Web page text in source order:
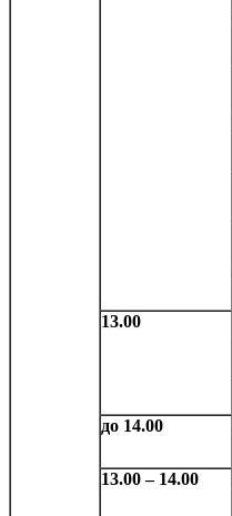
13.00
до 14.00
13.00 – 14.00